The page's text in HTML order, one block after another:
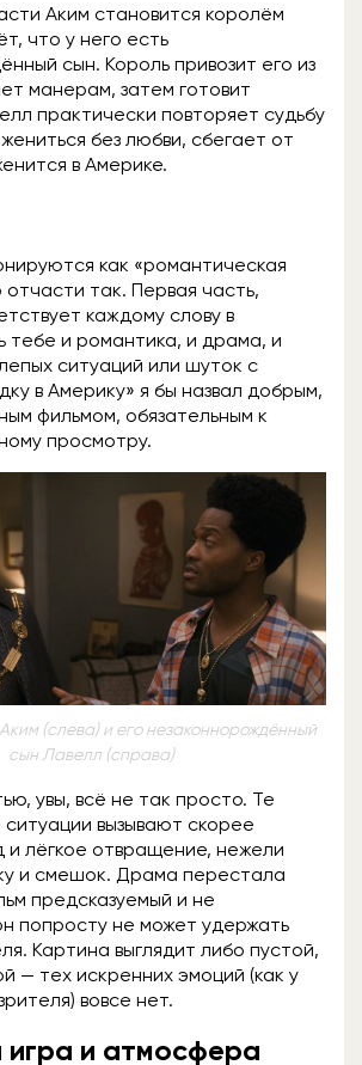
Аким становится королём
что у него есть
сын. Король привозит его из
манерам, затем готовит
практически повторяет судьбу
без любви, сбегает от
в Америке.
как «романтическая
отчасти так. Первая часть,
каждому слову в
тебе и романтика, и драма, и
ситуаций или шуток с
в Америку» я бы назвал добрым,
фильмом, обязательным к
просмотру.
(слева) и его незаконнорождённый
сын Лавелл (справа)
увы, всё не так просто. Те
вызывают скорее
и лёгкое отвращение, нежели
и смешок. Драма перестала
предсказуемый и не
попросту не может удержать
Картина выглядит либо пустой,
— тех искренних эмоций (как у
вовсе нет.
игра и атмосфера